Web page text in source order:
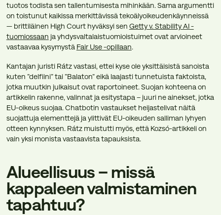
tuotos todista sen tallentumisesta mihinkään. Sama argumentti
on toistunut kaikissa merkittävissä tekoälyoikeudenkäynneissä
— brittiläinen High Court hyväksyi sen Getty v. Stability AI -
tuomiossaan ja yhdysvaltalaistuomioistuimet ovat arvioineet
vastaavaa kysymystä Fair Use -opillaan.
Kantajan juristi Rátz vastasi, ettei kyse ole yksittäisistä sanoista
kuten ”delfiini” tai ”Balaton” eikä laajasti tunnetuista faktoista,
jotka muutkin julkaisut ovat raportoineet. Suojan kohteena on
artikkelin rakenne, valinnat ja esitystapa – juuri ne ainekset, jotka
EU-oikeus suojaa. Chatbotin vastaukset heijastelivat näitä
suojattuja elementtejä ja ylittivät EU-oikeuden salliman lyhyen
otteen kynnyksen. Rátz muistutti myös, että Kozsó-artikkeli on
vain yksi monista vastaavista tapauksista.
Alueellisuus – missä
kappaleen valmistaminen
tapahtuu?